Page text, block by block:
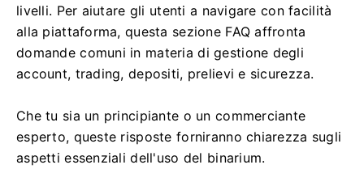
livelli. Per aiutare gli utenti a navigare con facilità
alla piattaforma, questa sezione FAQ affronta
domande comuni in materia di gestione degli
account, trading, depositi, prelievi e sicurezza.
Che tu sia un principiante o un commerciante
esperto, queste risposte forniranno chiarezza sugli
aspetti essenziali dell'uso del binarium.